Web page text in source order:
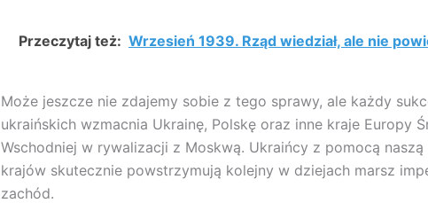
Przeczytaj też: Wrzesień 1939. Rząd wiedział, ale nie
Może jeszcze nie zdajemy sobie z tego sprawy, ale każdy
ukraińskich wzmacnia Ukrainę, Polskę oraz inne kraje Europy
Wschodniej w rywalizacji z Moskwą. Ukraińcy z pomocą
krajów skutecznie powstrzymują kolejny w dziejach marsz
zachód.